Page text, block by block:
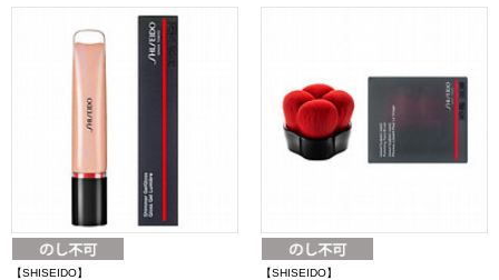
【SHISEIDO】
【SHISEIDO】